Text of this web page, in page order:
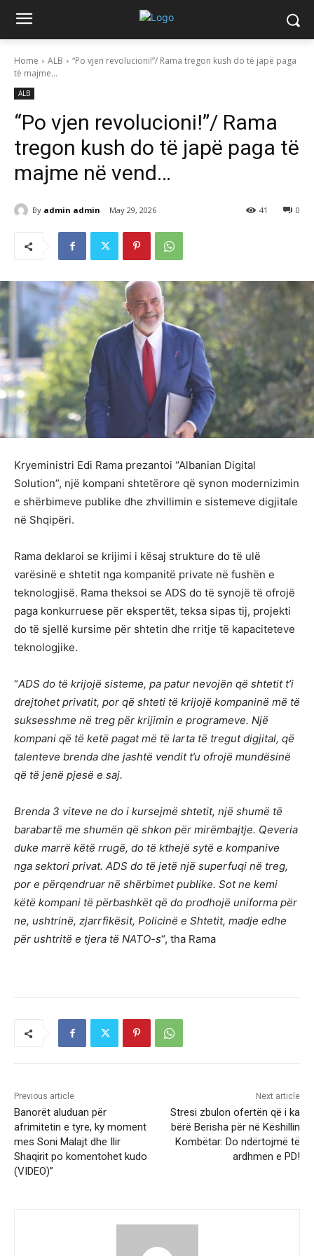
Home ALB
“Po vjen revolucioni!”/ Rama tregon kush do të japë paga
të majme...
ALB
“Po vjen revolucioni!”/ Rama
tregon kush do të japë paga të
majme në vend…
By admin admin May 29, 2026 0
41
Kryeministri Edi Rama prezantoi “Albanian Digital
Solution”, një kompani shtetërore që synon modernizimin
e shërbimeve publike dhe zhvillimin e sistemeve digjitale
në Shqipëri.
Rama deklaroi se krijimi i kësaj strukture do të ulë
varësinë e shtetit nga kompanitë private në fushën e
teknologjisë. Rama theksoi se ADS do të synojë të ofrojë
paga konkurruese për ekspertët, teksa sipas tij, projekti
do të sjellë kursime për shtetin dhe rritje të kapaciteteve
teknologjike.
“ADS do të krijojë sisteme, pa patur nevojën që shtetit t’i
drejtohet privatit, por që shteti të krijojë kompaninë më të
suksesshme në treg për krijimin e programeve. Një
kompani që të ketë pagat më të larta të tregut digjital, që
talenteve brenda dhe jashtë vendit t’u ofrojë mundësinë
që të jenë pjesë e saj.
Brenda 3 viteve ne do i kursejmë shtetit, një shumë të
barabartë me shumën që shkon për mirëmbajtje. Qeveria
duke marrë këtë rrugë, do të kthejë sytë e kompanive
nga sektori privat. ADS do të jetë një superfuqi në treg,
por e përqendruar në shërbimet publike. Sot ne kemi
këtë kompani të përbashkët që do prodhojë uniforma për
ne, ushtrinë, zjarrfikësit, Policinë e Shtetit, madje edhe
për ushtritë e tjera të NATO-s“, tha Rama
Previous article
Banorët aluduan për
afrimitetin e tyre, ky moment
mes Soni Malajt dhe Ilir
Shaqirit po komentohet kudo
(VIDEO)”
Next article
Stresi zbulon ofertën që i ka
bërë Berisha për në Këshillin
Kombëtar: Do ndërtojmë të
ardhmen e PD!